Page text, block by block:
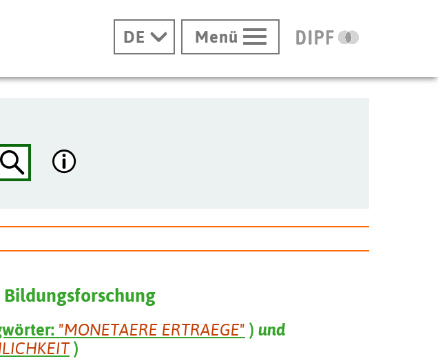
DE Menü
"MONETAERE ERTRAEGE" ) und
)